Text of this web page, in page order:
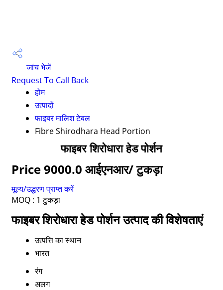
जांच भेजें
Request To Call Back
होम
उत्पादों
फाइबर मालिश टेबल
Fibre Shirodhara Head Portion
फाइबर शिरोधारा हेड पोर्शन
Price 9000.0 आईएनआर/ टुकड़ा
मूल्य/उद्धरण प्राप्त करें
MOQ : 1 टुकड़ा
फाइबर शिरोधारा हेड पोर्शन उत्पाद की विशेषताएं
उत्पत्ति का स्थान
भारत
रंग
अलग